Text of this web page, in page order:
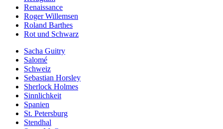
Renaissance
Roger Willemsen
Roland Barthes
Rot und Schwarz
Sacha Guitry
Salomé
Schweiz
Sebastian Horsley
Sherlock Holmes
Sinnlichkeit
Spanien
St. Petersburg
Stendhal